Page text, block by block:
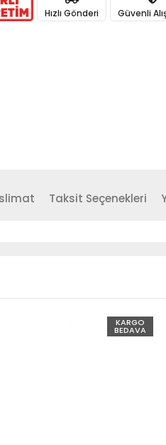
Hızlı Gönderi Güvenli
Taksit Seçenekleri
KARGO
BEDAVA